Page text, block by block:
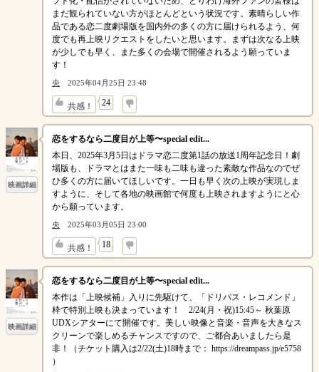
まだ観られていない方がほとんどという状況です。素晴らしい作
品である恋二度劇場版を国内外の多くの方に届けられるよう、何
度でも再上映リクエストをしたいと思います。まずは次なる上映
が少しでも早く、また多くの会場で開催されるよう願っていま
す！
央 2025年04月25日 23:48
共感！ 24
↓
映画詳細
恋をするなら二度目が上等〜special edit...
本日、2025年3月5日はドラマ恋二度第1話の放送1周年記念日！劇
場版も、ドラマとはまた一味も二味も違った素敵な作品なのでぜ
ひ多くの方に届いてほしいです。一日も早く次の上映が実現しま
すように、そして各地の映画館で何度も上映されますようにと心
から願っています。
央 2025年03月05日 23:00
共感！ 18
↓
映画詳細
恋をするなら二度目が上等〜special edit...
本作は「上映候補」入りに先駆けて、「ドリパス・レコメンド」
枠で特別上映も決まっています！ 2/24(月・祝)15:45～ 秋葉原
UDXシアターにて開催です。美しい映像と音楽・音声を大きなス
クリーンで楽しめるチャンスですので、ご都合あいましたら是
非！（チケット購入は2/22(土)18時まで： https://dreampass.jp/e5758
）